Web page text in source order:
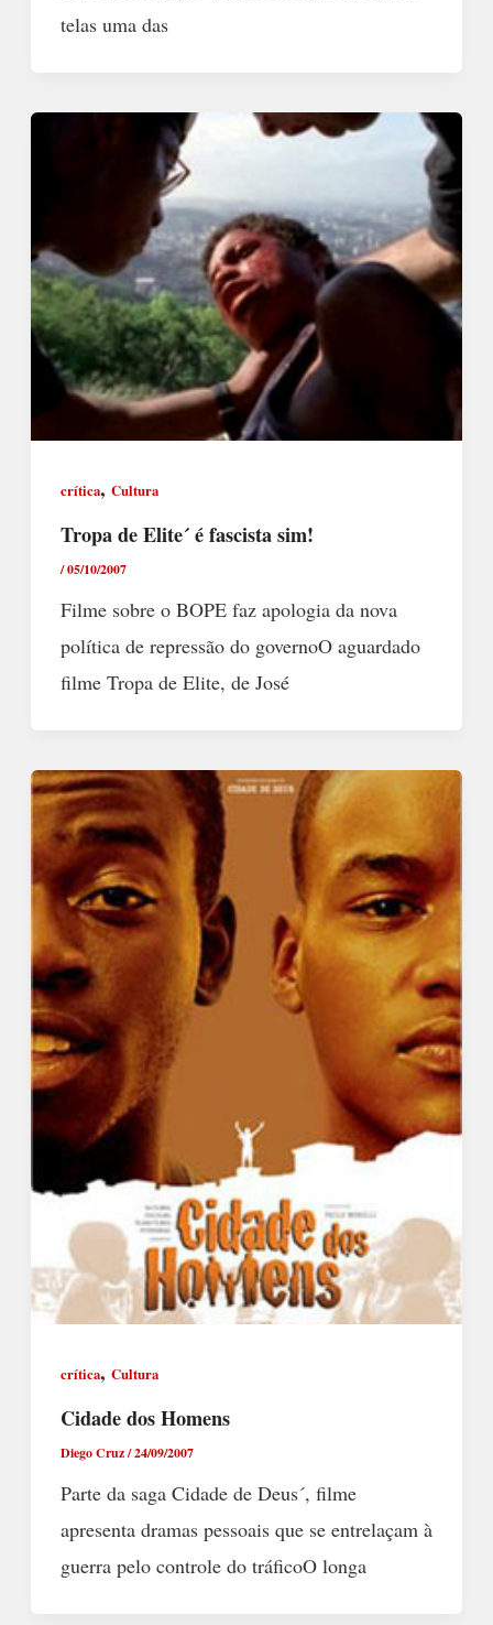
telas uma das
crítica, Cultura
Tropa de Elite´ é fascista sim!
/05/10/2007
Filme sobre o BOPE faz apologia da nova
política de repressão do governoO aguardado
filme Tropa de Elite, de José
crítica, Cultura
Cidade dos Homens
Diego Cruz/24/09/2007
Parte da saga Cidade de Deus´, filme
apresenta dramas pessoais que se entrelaçam à
guerra pelo controle do tráficoO longa